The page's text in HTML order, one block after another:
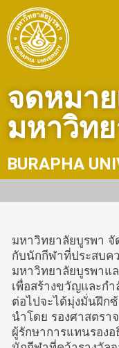
content
จดหมา
มหาวิท
BURAPHA
มหาวิทยาลัยบูรพา จั
กับนักกีฬาที่ประสบค
มหาวิทยาลัยบูรพาแ
เพื่อสร้างขวัญและก
ต่อไปจะได้มุ่งมั่นฝึก
นำโดย รองศาสตร
ผู้รักษาการแทนรอง